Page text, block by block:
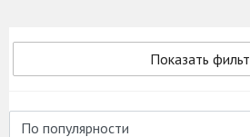
Показать